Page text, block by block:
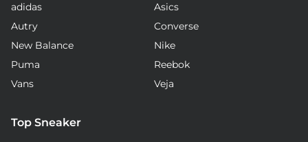
adidas
Asics
Autry
Converse
New Balance
Nike
Puma
Reebok
Vans
Veja
Top Sneaker